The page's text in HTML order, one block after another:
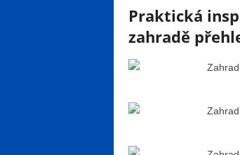
Praktická
zahradě